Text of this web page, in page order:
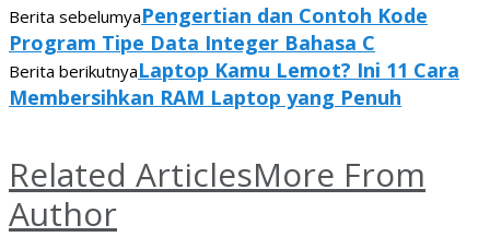
Berita sebelumyaPengertian dan Contoh Kode
Program Tipe Data Integer Bahasa C
Berita berikutnyaLaptop Kamu Lemot? Ini 11 Cara
Membersihkan RAM Laptop yang Penuh
Related ArticlesMore From
Author